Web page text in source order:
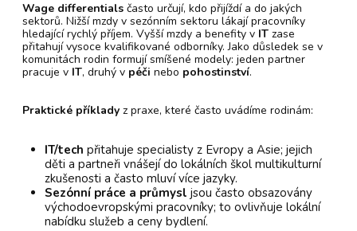
Wage differentials často určují, kdo přijíždí a do jakých
sektorů. Nižší mzdy v sezónním sektoru lákají pracovníky
hledající rychlý příjem. Vyšší mzdy a benefity v IT zase
přitahují vysoce kvalifikované odborníky. Jako důsledek se v
komunitách rodin formují smíšené modely: jeden partner
pracuje v IT, druhý v péči nebo pohostinství.
Praktické příklady z praxe, které často uvádíme rodinám:
IT/tech přitahuje specialisty z Evropy a Asie; jejich
děti a partneři vnášejí do lokálních škol multikulturní
zkušenosti a často mluví více jazyky.
Sezónní práce a průmysl jsou často obsazovány
východoevropskými pracovníky; to ovlivňuje lokální
nabídku služeb a ceny bydlení.